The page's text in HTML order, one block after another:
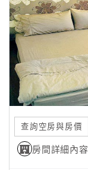
請
款
收
據
合
作
提
案
查詢空房與房價
房間詳細內容